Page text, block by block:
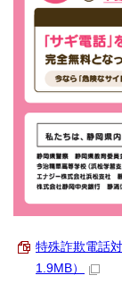
特殊詐欺電話
1.9MB）